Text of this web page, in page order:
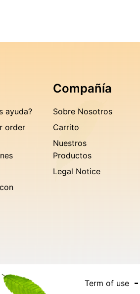
ayuda?
order
Compañía
Sobre Nosotros
Carrito
Nuestros
Productos
Legal Notice
Term of use